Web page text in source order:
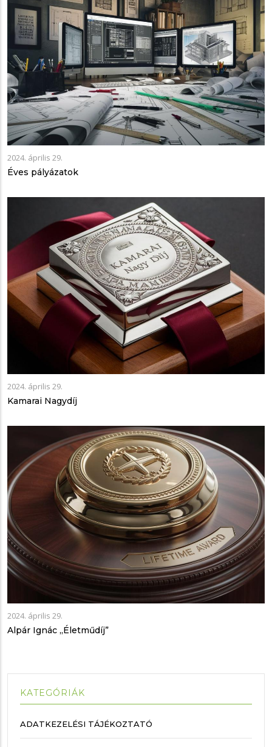
2024. április 29.
Éves pályázatok
2024. április 29.
Kamarai Nagydíj
2024. április 29.
Alpár Ignác „Életműdíj”
KATEGÓRIÁK
ADATKEZELÉSI TÁJÉKOZTATÓ